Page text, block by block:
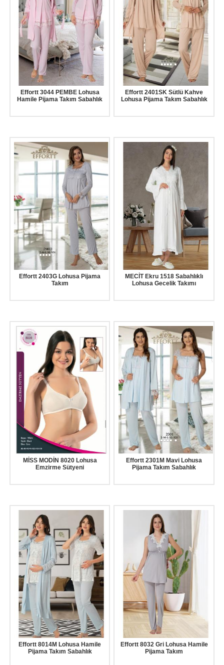
Effortt 3044 PEMBE Lohusa
Hamile Pijama Takım Sabahlık
Effortt 2401SK Sütlü Kahve
Lohusa Pijama Takım Sabahlık
Effortt 2403G Lohusa Pijama
Takım
MECİT Ekru 1518 Sabahlıklı
Lohusa Gecelik Takımı
MİSS MODİN 8020 Lohusa
Emzirme Sütyeni
Effortt 2301M Mavi Lohusa
Pijama Takım Sabahlık
Effortt 8014M Lohusa Hamile
Pijama Takım Sabahlık
Effortt 8032 Gri Lohusa Hamile
Pijama Takım